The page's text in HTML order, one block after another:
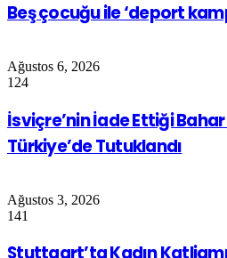
Beş çocuğu ile ‘deport
Ağustos 6, 2026
124
İsviçre’nin İade Ettiği
Türkiye’de Tutuklandı
Ağustos 3, 2026
141